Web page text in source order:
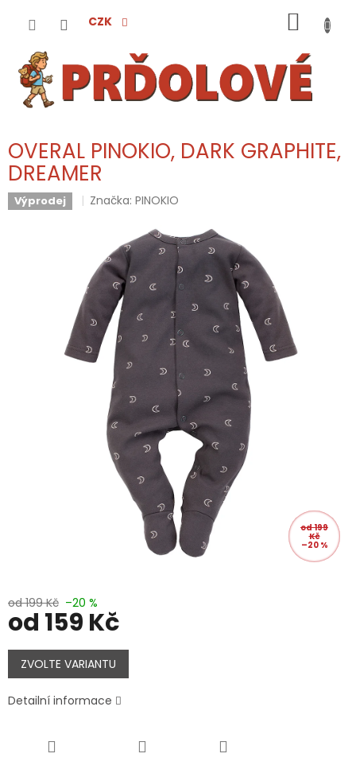
CZK
KOŠÍK
OVERAL PINOKIO, DARK GRAPHITE,
DREAMER
Výprodej Značka:PINOKIO
od 199
Kč
–20 %
od 199 Kč –20 %
od 159 Kč
Měrná
cena:
ZVOLTE VARIANTU
Detailní informace